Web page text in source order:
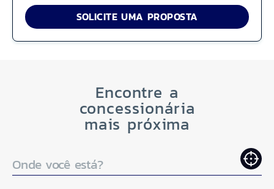
SOLICITE UMA PROPOSTA
Encontre a
concessionária
mais próxima
Onde você está?